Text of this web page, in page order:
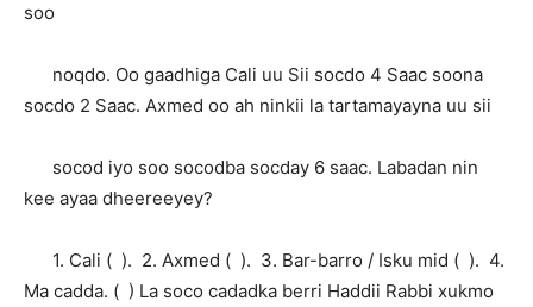
soo
noqdo. Oo gaadhiga Cali uu Sii socdo 4 Saac soona
socdo 2 Saac. Axmed oo ah ninkii la tartamayayna uu sii
socod iyo soo socodba socday 6 saac. Labadan nin
kee ayaa dheereeyey?
1. Cali ( ). 2. Axmed ( ). 3. Bar-barro / Isku mid ( ). 4.
Ma cadda. ( ) La soco cadadka berri Haddii Rabbi xukmo